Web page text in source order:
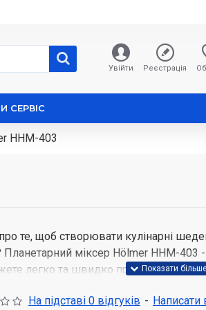
Увійти Реєстрація
СЕРВІС
HHM-403
те, щоб створювати кулінарні
Планетарний міксер Hölmer HHM-
легко та швидко приготувати
На підставі 0 відгуків - Написати